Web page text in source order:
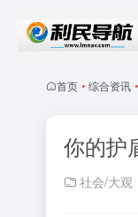
首页 • 综合资讯 •
你的护
社会/大观